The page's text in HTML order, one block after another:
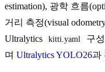
estimation), 광학 흐름
거리 측정(visual
Ultralytics
kitti.yaml
구
며 Ultralytics YOLO26과